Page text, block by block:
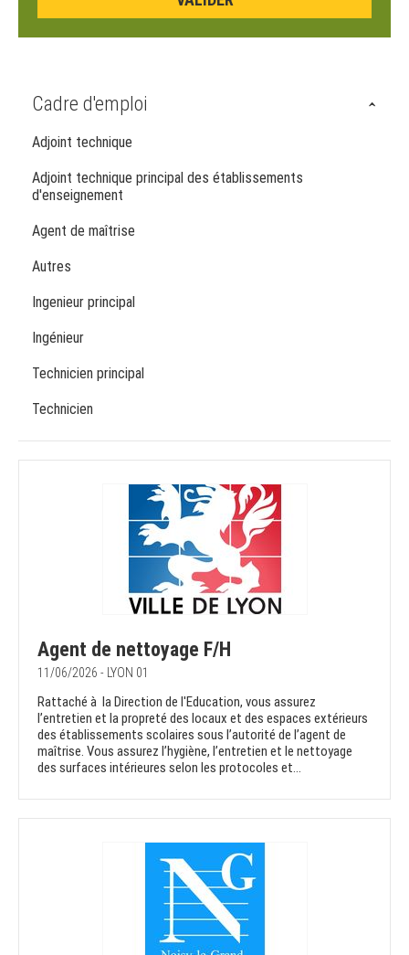
Cadre d'emploi
Adjoint technique
Adjoint technique principal des établissements
d'enseignement
Agent de maîtrise
Autres
Ingenieur principal
Ingénieur
Technicien principal
Technicien
Agent de nettoyage F/H
11/06/2026 - LYON 01
Rattaché à la Direction de l'Education, vous assurez
l’entretien et la propreté des locaux et des espaces extérieurs
des établissements scolaires sous l’autorité de l’agent de
maîtrise. Vous assurez l’hygiène, l’entretien et le nettoyage
des surfaces intérieures selon les protocoles et...